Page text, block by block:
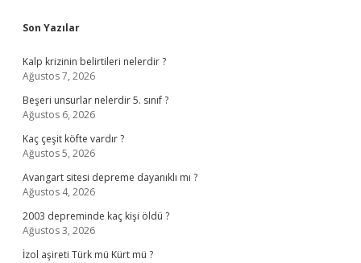
Sidebar
Son Yazılar
Kalp krizinin belirtileri nelerdir ?
Ağustos 7, 2026
Beşeri unsurlar nelerdir 5. sınıf ?
Ağustos 6, 2026
Kaç çeşit köfte vardır ?
Ağustos 5, 2026
Avangart sitesi depreme dayanıklı mı ?
Ağustos 4, 2026
2003 depreminde kaç kişi öldü ?
Ağustos 3, 2026
İzol aşireti Türk mü Kürt mü ?